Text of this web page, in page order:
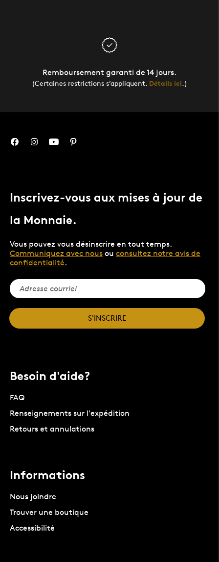
Remboursement garanti de 14 jours.
(Certaines restrictions s’appliquent. Détails ici.)
Inscrivez-vous aux mises à jour de
la Monnaie.
Vous pouvez vous désinscrire en tout temps.
Communiquez avec nous ou consultez notre avis de
confidentialité.
S'INSCRIRE
Besoin d'aide?
FAQ
Renseignements sur l'expédition
Retours et annulations
Informations
Nous joindre
Trouver une boutique
Accessibilité